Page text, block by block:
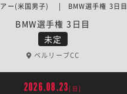
未定
BMW選手権 3日目
アー(米国男子) | BMW選手権 3日目
ベルリーブCC
2026.08.23 [日]